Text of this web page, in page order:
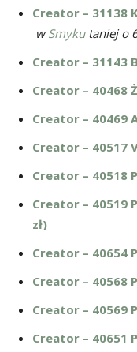
Creator – 31138
wSmykutaniej o
Creator – 31143
Creator – 40468
Creator – 40469
Creator – 40517
Creator – 40518
Creator – 40519
zł)
Creator – 40654
Creator – 40568
Creator – 40569
Creator – 40651